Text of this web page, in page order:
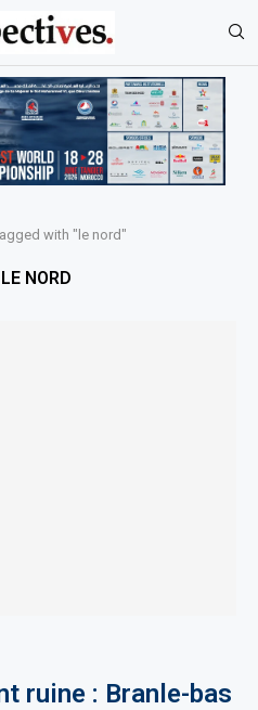
with "le nord"
LE NORD
ruine : Branle-bas